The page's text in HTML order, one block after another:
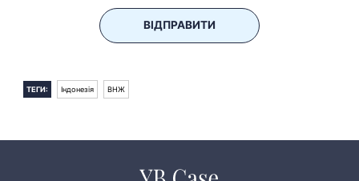
ВІДПРАВИТИ
ТЕГИ: Індонезія ВНЖ